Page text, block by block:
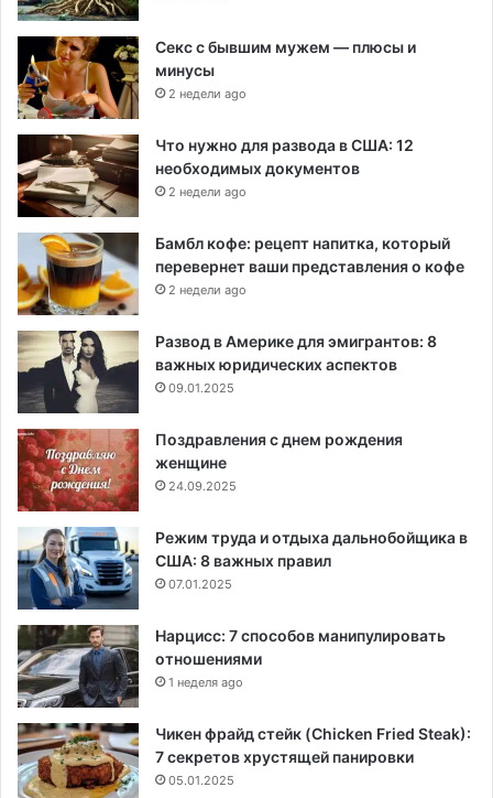
Секс с бывшим мужем — плюсы и
минусы
2 недели ago
Что нужно для развода в США: 12
необходимых документов
2 недели ago
Бамбл кофе: рецепт напитка, который
перевернет ваши представления о кофе
2 недели ago
Развод в Америке для эмигрантов: 8
важных юридических аспектов
09.01.2025
Поздравления с днем рождения
женщине
24.09.2025
Режим труда и отдыха дальнобойщика в
США: 8 важных правил
07.01.2025
Нарцисс: 7 способов манипулировать
отношениями
1 неделя ago
Чикен фрайд стейк (Chicken Fried Steak):
7 секретов хрустящей панировки
05.01.2025